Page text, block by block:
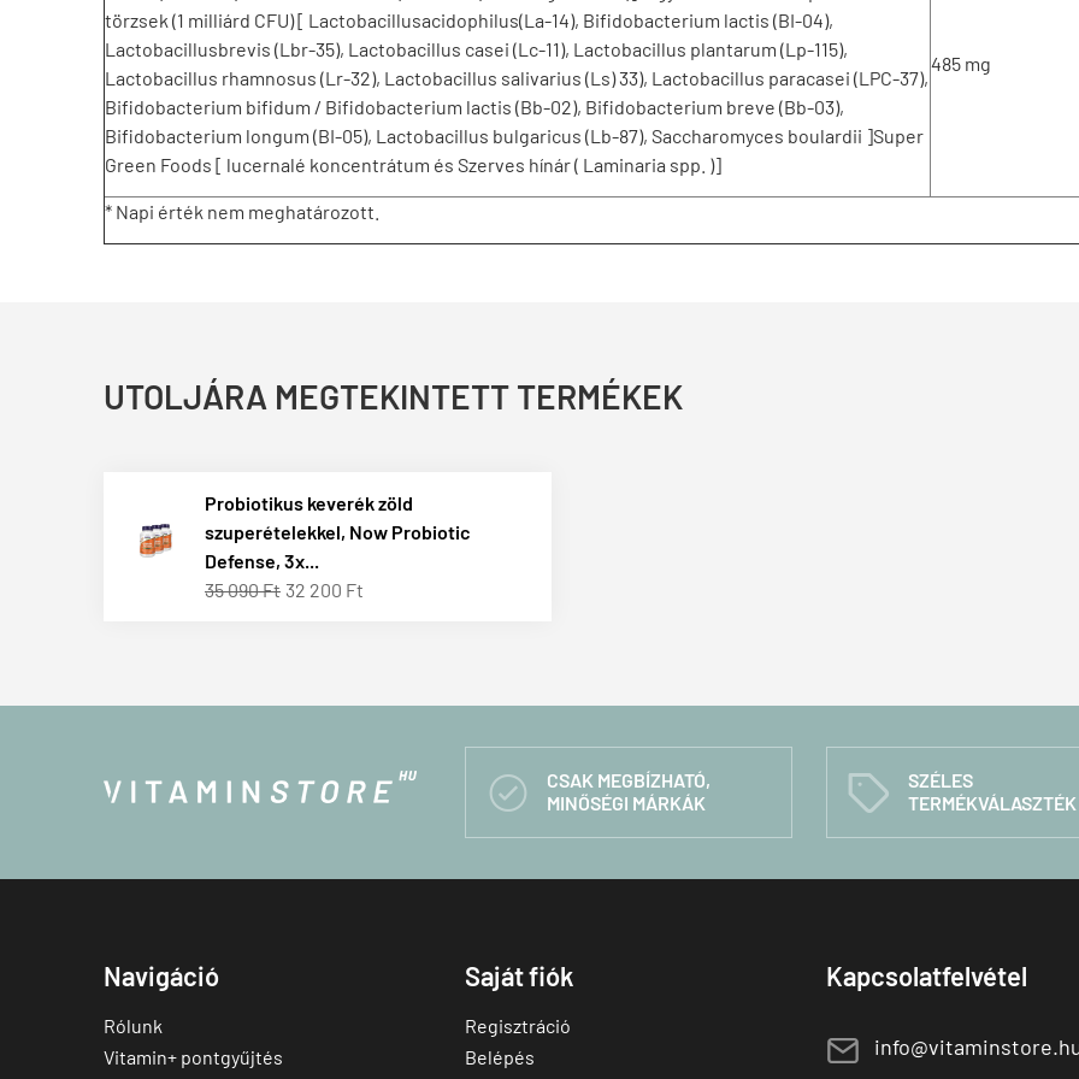
törzsek (1 milliárd CFU) [ Lactobacillusacidophilus(La-14), Bifidobacterium lactis (BI-04),
Lactobacillusbrevis (Lbr-35), Lactobacillus casei (Lc-11), Lactobacillus plantarum (Lp-115),
Lactobacillus rhamnosus (Lr-32), Lactobacillus salivarius (Ls) 33), Lactobacillus paracasei (LPC-37),
Bifidobacterium bifidum / Bifidobacterium lactis (Bb-02), Bifidobacterium breve (Bb-03),
Bifidobacterium longum (BI-05), Lactobacillus bulgaricus (Lb-87), Saccharomyces boulardii ]Super
Green Foods [ lucernalé koncentrátum és Szerves hínár ( Laminaria spp. )]
485 mg
* Napi érték nem meghatározott.
UTOLJÁRA MEGTEKINTETT TERMÉKEK
Probiotikus keverék zöld
szuperételekkel, Now Probiotic
Defense, 3x...
35 090 Ft 32 200 Ft

CSAK MEGBÍZHATÓ,
MINŐSÉGI MÁRKÁK
C
SZÉLES
TERMÉKVÁLASZTÉK
Navigáció
Rólunk
Vitamin+ pontgyűjtés
Saját fiók
Regisztráció
Belépés
Kapcsolatfelvétel
E